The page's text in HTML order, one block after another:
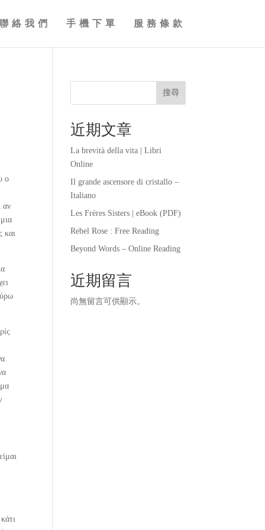
絡我們 手機下單 服務條款
ο
αν
και
搜尋
近期文章
La brevità della vita | Libri
Online
Il grande ascensore di cristallo –
Italiano
Les Frères Sisters | eBook (PDF)
Rebel Rose : Free Reading
Beyond Words – Online Reading
近期留言
尚無留言可供顯示。